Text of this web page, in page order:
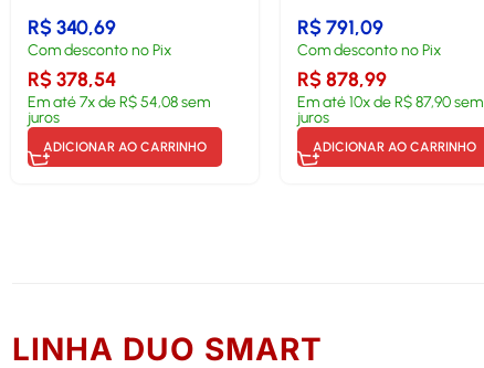
R$340,69
Com desconto no Pix
R$378,54
Em até7x deR$54,08sem
juros
ADICIONAR AO CARRINHO
R$791,09
Com desconto no Pix
R$878,99
Em até10x deR$87,90sem
juros
ADICIONAR AO CARRINHO
LINHA DUO SMART